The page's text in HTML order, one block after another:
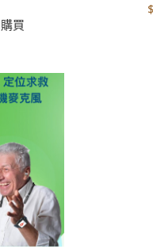
購買
$